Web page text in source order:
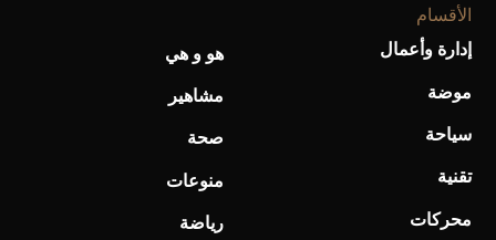
الأقسام
إدارة وأعمال
موضة
سياحة
تقنية
محركات
هو و هي
مشاهير
صحة
منوعات
رياضة